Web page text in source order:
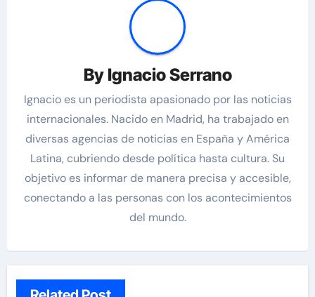
By Ignacio Serrano
Ignacio es un periodista apasionado por las noticias
internacionales. Nacido en Madrid, ha trabajado en
diversas agencias de noticias en España y América
Latina, cubriendo desde política hasta cultura. Su
objetivo es informar de manera precisa y accesible,
conectando a las personas con los acontecimientos
del mundo.